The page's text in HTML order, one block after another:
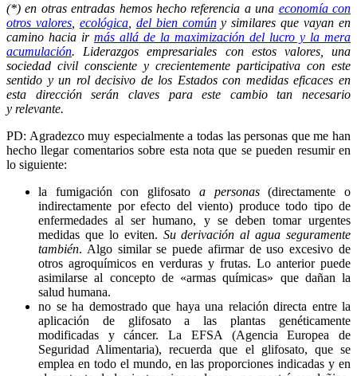
(*) en otras entradas hemos hecho referencia a una economía con
otros valores, ecológica, del bien comúny similares que vayan en
camino hacia ir más allá de la maximización del lucro y la mera
acumulación. Liderazgos empresariales con estos valores, una
sociedad civil consciente y crecientemente participativa con este
sentido y un rol decisivo de los Estados con medidas eficaces en
esta dirección serán claves para este cambio tan necesario
y relevante.
PD: Agradezco muy especialmente a todas las personas que me han
hecho llegar comentarios sobre esta nota que se pueden resumir en
lo siguiente:
la fumigación con glifosato a personas(directamente o
indirectamente por efecto del viento) produce todo tipo de
enfermedades al ser humano, y se deben tomar urgentes
medidas que lo eviten. Su derivación al agua seguramente
también. Algo similar se puede afirmar de uso excesivo de
otros agroquímicos en verduras y frutas. Lo anterior puede
asimilarse al concepto de «armas químicas» que dañan la
salud humana.
no se ha demostrado que haya una relación directa entre la
aplicación de glifosato a las plantas genéticamente
modificadas y cáncer. La EFSA (Agencia Europea de
Seguridad Alimentaria), recuerda que el glifosato, que se
emplea en todo el mundo, en las proporciones indicadas y en